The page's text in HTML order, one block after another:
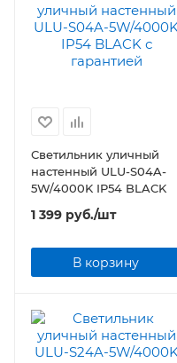
Светильник уличный
настенный ULU-S04A-
5W/4000K IP54 BLACK
1 399 руб./шт
В корзину